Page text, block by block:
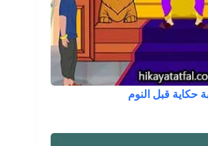
حكاية قبل النوم